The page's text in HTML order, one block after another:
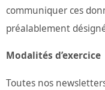
communiquer ces
préalablement
Modalités d’exercice
Toutes nos